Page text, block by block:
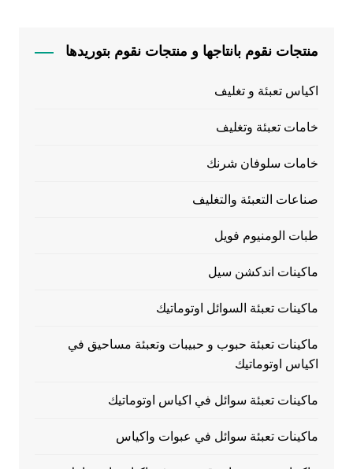
منتجات نقوم بانتاجها و منتجات نقوم بتوريدها
اكياس تعبئة و تغليف
خامات تعبئة وتغليف
خامات سلوفان شرنك
صناعات التعبئة والتغليف
طبات الومنيوم فويل
ماكينات اندكشن سيل
ماكينات تعبئة السوائل اوتوماتيك
ماكينات تعبئة حبوب و حبيبات وتعبئة مساحيق في
اكياس اوتوماتيك
ماكينات تعبئة سوائل في اكياس اوتوماتيك
ماكينات تعبئة سوائل في عبوات واكياس